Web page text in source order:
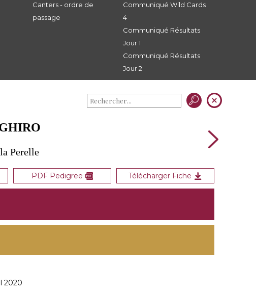
Canters - ordre de
passage
Communiqué Wild Cards
4
Communiqué Résultats
Jour 1
Communiqué Résultats
Jour 2
Perelle
PDF Pedigree Télécharger Fiche
2020